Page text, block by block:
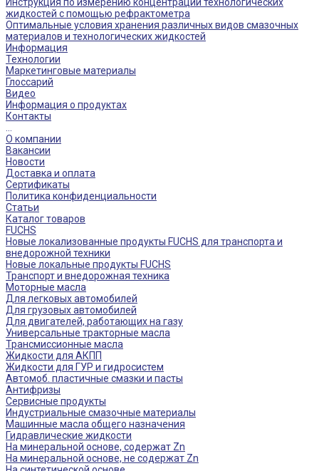
жидкостей с помощью рефрактометра
Оптимальные условия хранения различных видов смазочных
материалов и технологических жидкостей
Информация
Технологии
Маркетинговые материалы
Глоссарий
Видео
Информация о продуктах
Контакты
О компании
Вакансии
Новости
Доставка и оплата
Сертификаты
Политика конфиденциальности
Статьи
Каталог товаров
FUCHS
Новые локализованные продукты FUCHS для транспорта и
внедорожной техники
Новые локальные продукты FUCHS
Транспорт и внедорожная техника
Моторные масла
Для легковых автомобилей
Для грузовых автомобилей
Для двигателей, работающих на газу
Универсальные тракторные масла
Трансмиссионные масла
Жидкости для АКПП
Жидкости для ГУР и гидросистем
Автомоб. пластичные смазки и пасты
Антифризы
Сервисные продукты
Индустриальные смазочные материалы
Машинные масла общего назначения
Гидравлические жидкости
На минеральной основе, содержат Zn
На минеральной основе, не содержат Zn